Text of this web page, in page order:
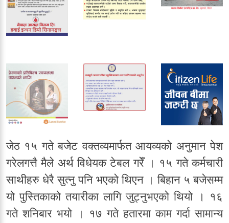
जेठ १५ गते बजेट वक्तव्यमार्फत आयव्यको अनुमान पेश
गरेलगत्तै मैले अर्थ विधेयक टेबल गरेँ । १५ गते कर्मचारी
साथीहरु धेरै सुत्नु पनि भएको थिएन । बिहान ५ बजेसम्म
यो पुस्तिकाको तयारीका लागि जुट्नुभएको थियो । १६
गते शनिबार भयो । १७ गते हतारमा काम गर्दा सामान्य